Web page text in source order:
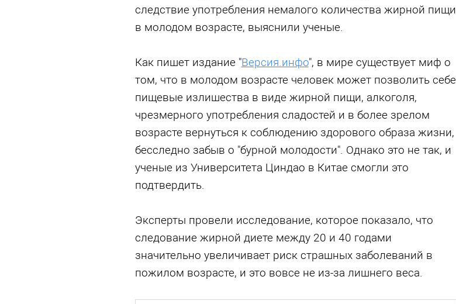
следствие употребления немалого количества жирной пищи
в молодом возрасте, выяснили ученые.
Как пишет издание "Версия.инфо", в мире существует миф о
том, что в молодом возрасте человек может позволить себе
пищевые излишества в виде жирной пищи, алкоголя,
чрезмерного употребления сладостей и в более зрелом
возрасте вернуться к соблюдению здорового образа жизни,
бесследно забыв о "бурной молодости". Однако это не так, и
ученые из Университета Циндао в Китае смогли это
подтвердить.
Эксперты провели исследование, которое показало, что
следование жирной диете между 20 и 40 годами
значительно увеличивает риск страшных заболеваний в
пожилом возрасте, и это вовсе не из-за лишнего веса.